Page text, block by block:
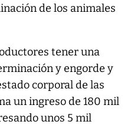
de los animales
tener una
y engorde y
corporal de las
un ingreso de 180 mil
unos 5 mil